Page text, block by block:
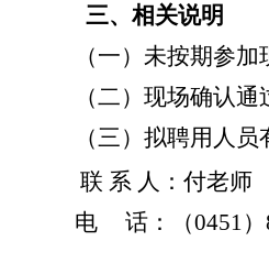
三、相关说明
（一）未按期参
（二）现场确认通
（三）拟聘用人
联 系 人：付老师
电
话：（0451 ）